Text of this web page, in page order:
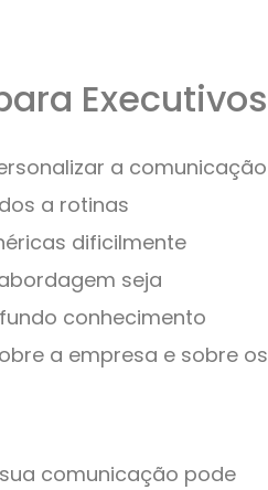
Executivos
a comunicação
a rotinas
dificilmente
seja
conhecimento
a empresa e sobre os
comunicação pode